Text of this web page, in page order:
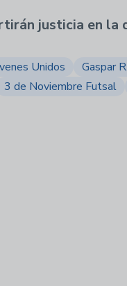
justicia en la
Unidos Gaspar
3 de Noviembre Futsal